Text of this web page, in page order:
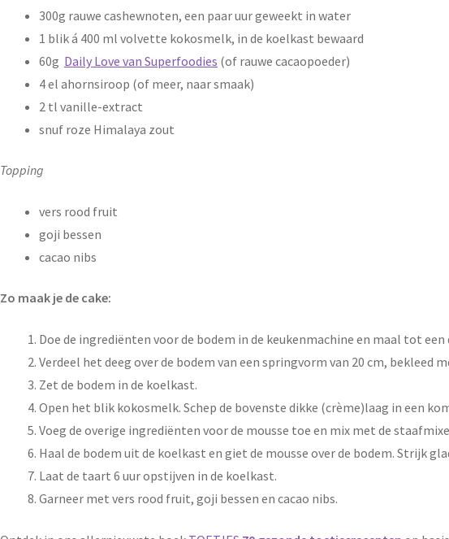
300g rauwe cashewnoten, een paar uur geweekt in water
1 blik á 400 ml volvette kokosmelk, in de koelkast bewaard
60g Daily Love van Superfoodies (of rauwe cacaopoeder)
4 el ahornsiroop (of meer, naar smaak)
2 tl vanille-extract
snuf roze Himalaya zout
Topping
vers rood fruit
goji bessen
cacao nibs
Zo maak je de cake:
Doe de ingrediënten voor de bodem in de keukenmachine en maal tot
Verdeel het deeg over de bodem van een springvorm van 20 cm, bekleed
Zet de bodem in de koelkast.
Open het blik kokosmelk. Schep de bovenste dikke (crème)laag in een
Voeg de overige ingrediënten voor de mousse toe en mix met de
Haal de bodem uit de koelkast en giet de mousse over de bodem. Strijk
Laat de taart 6 uur opstijven in de koelkast.
Garneer met vers rood fruit, goji bessen en cacao nibs.